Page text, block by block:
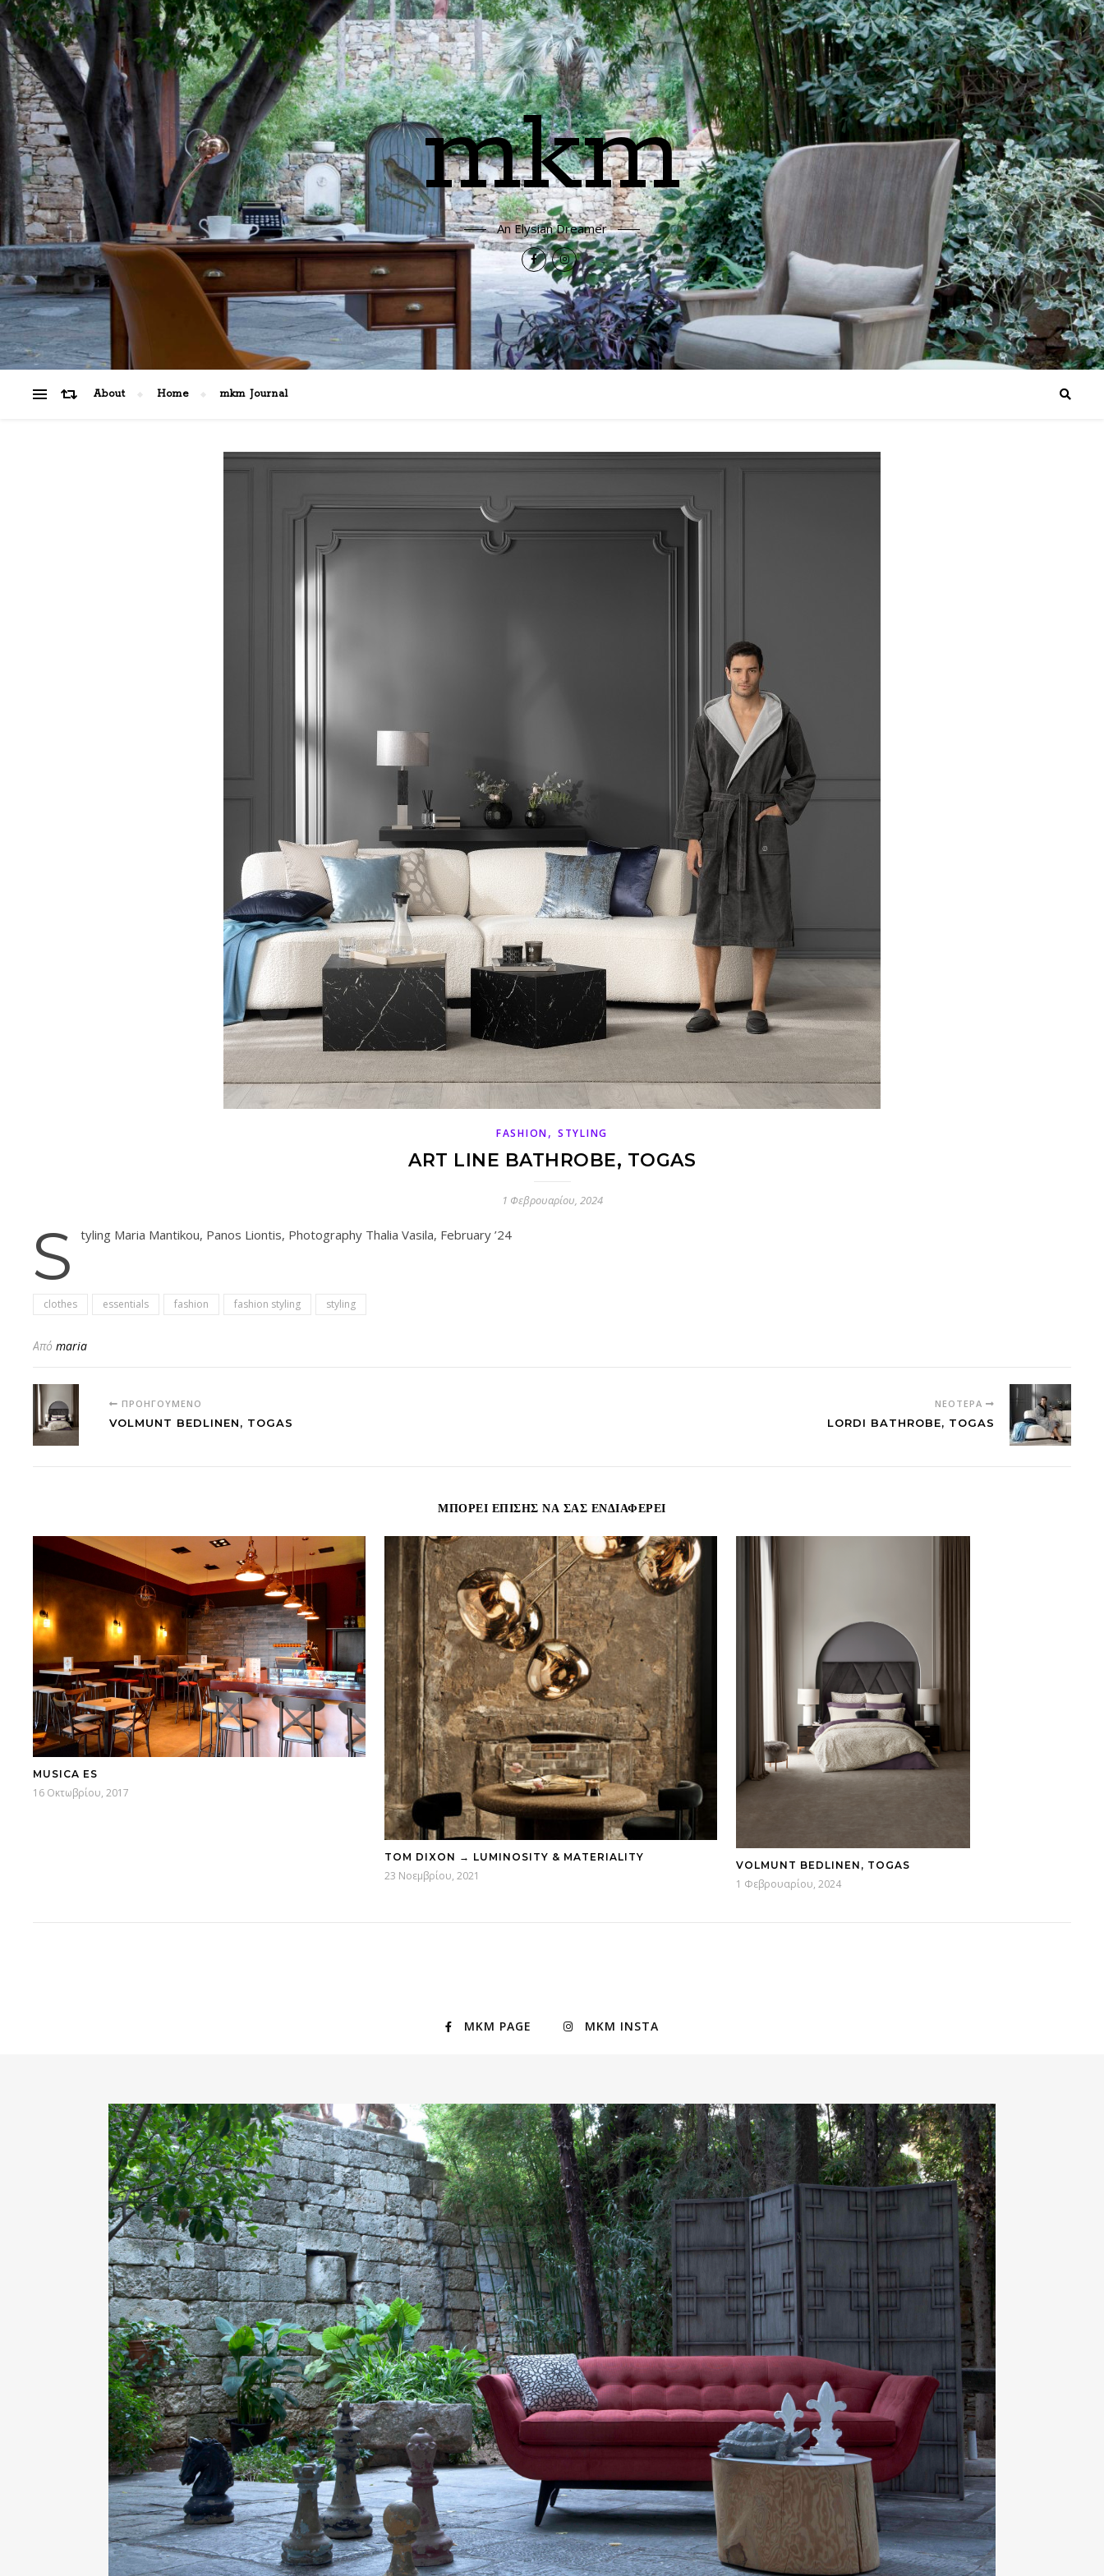
mkm
An Elysian Dreamer
About Home mkm Journal
FASHION, STYLING
ART LINE BATHROBE, TOGAS
1 Φεβρουαρίου, 2024
S tyling Maria Mantikou, Panos Liontis, Photography Thalia Vasila, February ’24
clothes essentials fashion fashion styling styling
Από maria
ΠΡΟΗΓΟΎΜΕΝΟ
VOLMUNT BEDLINEN, TOGAS
ΝΕΌΤΕΡΑ
LORDI BATHROBE, TOGAS
ΜΠΟΡΕΊ ΕΠΊΣΗΣ ΝΑ ΣΑΣ ΕΝΔΙΑΦΈΡΕΙ
MUSICA ES
16 Οκτωβρίου, 2017
TOM DIXON → LUMINOSITY & MATERIALITY
23 Νοεμβρίου, 2021
VOLMUNT BEDLINEN, TOGAS
1 Φεβρουαρίου, 2024
MKM PAGE MKM INSTA